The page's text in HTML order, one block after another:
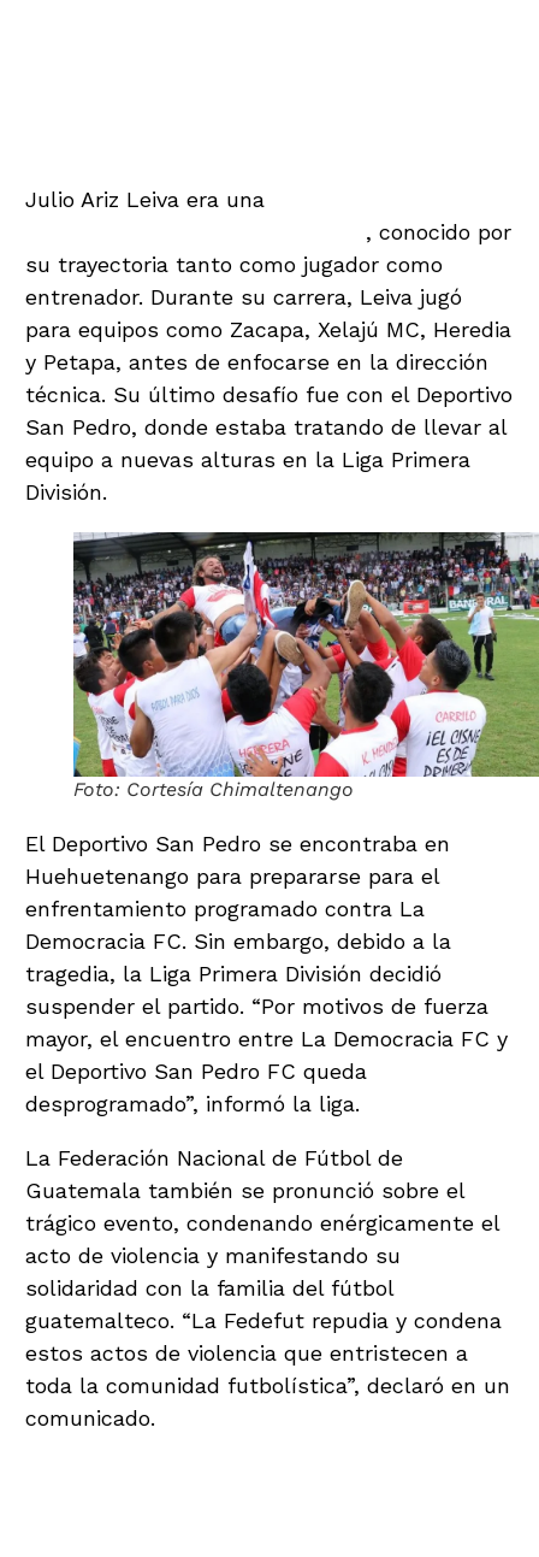
Julio Ariz Leiva era una
, conocido por
su trayectoria tanto como jugador como
entrenador. Durante su carrera, Leiva jugó
para equipos como Zacapa, Xelajú MC, Heredia
y Petapa, antes de enfocarse en la dirección
técnica. Su último desafío fue con el Deportivo
San Pedro, donde estaba tratando de llevar al
equipo a nuevas alturas en la Liga Primera
División.
Foto: Cortesía Chimaltenango
El Deportivo San Pedro se encontraba en
Huehuetenango para prepararse para el
enfrentamiento programado contra La
Democracia FC. Sin embargo, debido a la
tragedia, la Liga Primera División decidió
suspender el partido. “Por motivos de fuerza
mayor, el encuentro entre La Democracia FC y
el Deportivo San Pedro FC queda
desprogramado”, informó la liga.
La Federación Nacional de Fútbol de
Guatemala también se pronunció sobre el
trágico evento, condenando enérgicamente el
acto de violencia y manifestando su
solidaridad con la familia del fútbol
guatemalteco. “La Fedefut repudia y condena
estos actos de violencia que entristecen a
toda la comunidad futbolística”, declaró en un
comunicado.